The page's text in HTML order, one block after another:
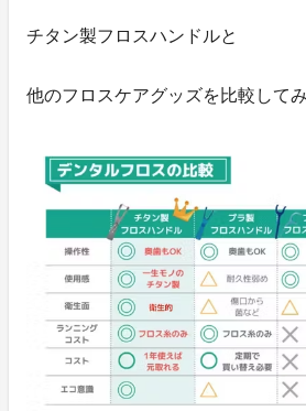
チタン製フロスハンドルと
他のフロスケアグッズを比較して